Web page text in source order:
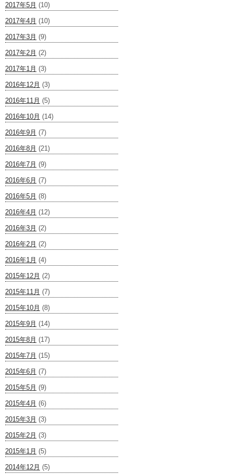
2017年5月 (10)
2017年4月 (10)
2017年3月 (9)
2017年2月 (2)
2017年1月 (3)
2016年12月 (3)
2016年11月 (5)
2016年10月 (14)
2016年9月 (7)
2016年8月 (21)
2016年7月 (9)
2016年6月 (7)
2016年5月 (8)
2016年4月 (12)
2016年3月 (2)
2016年2月 (2)
2016年1月 (4)
2015年12月 (2)
2015年11月 (7)
2015年10月 (8)
2015年9月 (14)
2015年8月 (17)
2015年7月 (15)
2015年6月 (7)
2015年5月 (9)
2015年4月 (6)
2015年3月 (3)
2015年2月 (3)
2015年1月 (5)
2014年12月 (5)